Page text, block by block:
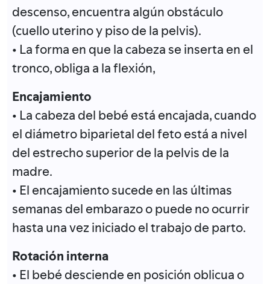
descenso, encuentra algún obstáculo
(cuello uterino y piso de la pelvis).
• La forma en que la cabeza se inserta en el
tronco, obliga a la flexión,
Encajamiento
• La cabeza del bebé está encajada, cuando
el diámetro biparietal del feto está a nivel
del estrecho superior de la pelvis de la
madre.
• El encajamiento sucede en las últimas
semanas del embarazo o puede no ocurrir
hasta una vez iniciado el trabajo de parto.
Rotación interna
• El bebé desciende en posición oblicua o